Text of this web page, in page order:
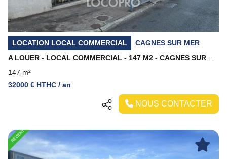
LOCATION LOCAL COMMERCIAL
CAGNES SUR MER
147 m²
32000 € HTHC / an
NOUS CONTACTER